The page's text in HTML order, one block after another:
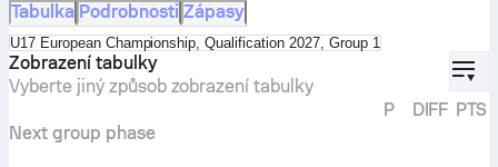
Tabulka Podrobnosti Zápasy
Select standings table in tournament standings
U17 European Championship, Qualification 2027, Group 1
Zobrazení tabulky
Vyberte jiný způsob zobrazení tabulky
P DIFF PTS
Next group phase